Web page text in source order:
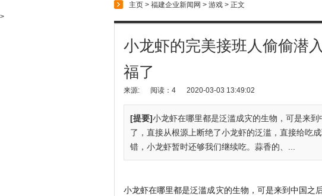
主页 > 福建企业新闻网 > 游戏 > 正文
>
小龙虾的完美接班人偷偷潜
福了
来源: 阅读：4 2020-03-03 13:49:02
[提要]小龙虾在哪里都是泛滥成灾的生物，可是来
了，直接从根源上断绝了小龙虾的泛滥，直接给吃
错，小龙虾暂时还够我们继续吃。蒜香的、...
小龙虾在哪里都是泛滥成灾的生物，可是来到中国之